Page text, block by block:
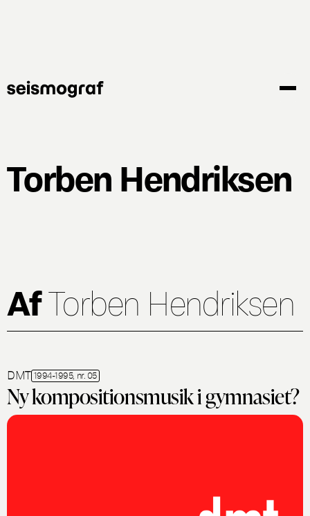
Torben Hendriksen
AfTorben Hendriksen
DMT 1994-1995, nr. 05
Ny kompositionsmusik i gymnasiet?